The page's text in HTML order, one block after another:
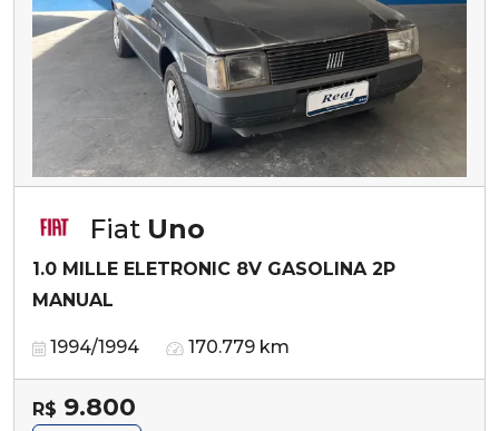
Fiat Uno
1.0 MILLE ELETRONIC 8V GASOLINA 2P
MANUAL
1994/1994 170.779 km
R$ 9.800